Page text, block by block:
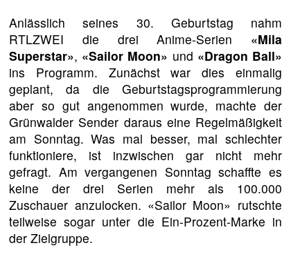
Anlässlich seines 30. Geburtstag nahm
RTLZWEI die drei Anime-Serien «Mila
Superstar», «Sailor Moon» und «Dragon Ball»
ins Programm. Zunächst war dies einmalig
geplant, da die Geburtstagsprogrammierung
aber so gut angenommen wurde, machte der
Grünwalder Sender daraus eine Regelmäßigkeit
am Sonntag. Was mal besser, mal schlechter
funktioniere, ist inzwischen gar nicht mehr
gefragt. Am vergangenen Sonntag schaffte es
keine der drei Serien mehr als 100.000
Zuschauer anzulocken. «Sailor Moon» rutschte
teilweise sogar unter die Ein-Prozent-Marke in
der Zielgruppe.